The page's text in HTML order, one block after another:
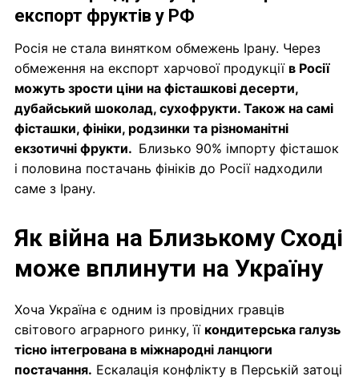
експорт фруктів у РФ
Росія не стала винятком обмежень Ірану. Через
обмеження на експорт харчової продукції в Росії
можуть зрости ціни на фісташкові десерти,
дубайський шоколад, сухофрукти. Також на самі
фісташки, фініки, родзинки та різноманітні
екзотичні фрукти. Близько 90% імпорту фісташок
і половина постачань фініків до Росії надходили
саме з Ірану.
Як війна на Близькому Сході
може вплинути на Україну
Хоча Україна є одним із провідних гравців
світового аграрного ринку, її кондитерська галузь
тісно інтегрована в міжнародні ланцюги
постачання. Ескалація конфлікту в Перській затоці